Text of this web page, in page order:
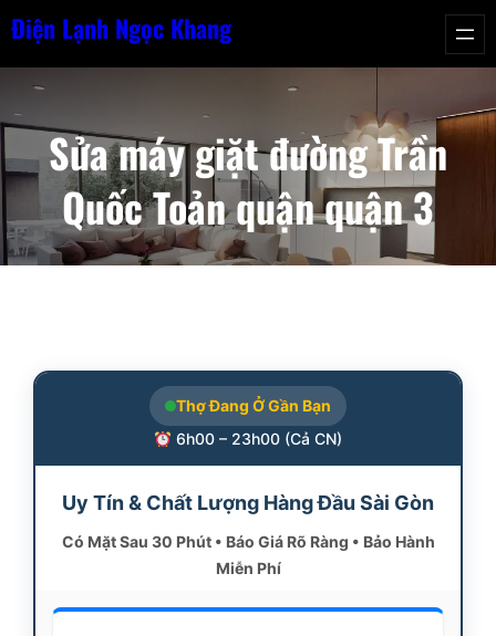
Chuyển
nội
Điện Lạnh Ngọc Khang
Sửa máy giặt đường Trần
Quốc Toản quận quận 3
Thợ Đang Ở Gần Bạn
6h00 – 23h00 (Cả CN)
Uy Tín & Chất Lượng Hàng Đầu Sài Gòn
Có Mặt Sau 30 Phút • Báo Giá Rõ Ràng • Bảo Hành
Miễn Phí